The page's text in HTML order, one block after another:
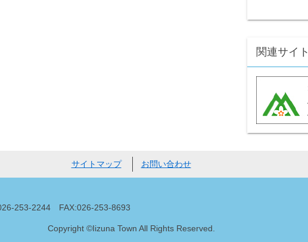
関連サイト
サイトマップ お問い合わせ
253-2244 FAX:026-253-8693
Copyright ©Iizuna Town All Rights Reserved.